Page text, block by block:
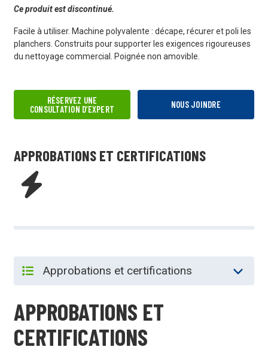
Ce produit est discontinué.
Facile à utiliser. Machine polyvalente : décape, récurer et poli les
planchers. Construits pour supporter les exigences rigoureuses
du nettoyage commercial. Poignée non amovible.
RÉSERVEZ UNE
CONSULTATION D’EXPERT
NOUS JOINDRE
APPROBATIONS ET CERTIFICATIONS
APPROBATIONS ET
CERTIFICATIONS